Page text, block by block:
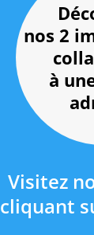
nos 2
à
Visitez
cliquant